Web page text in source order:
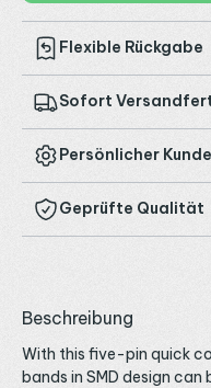
Flexible Rückgabe
Sofort
Persönlicher
Geprüfte Qualität
Beschreibung
With this five-pin quick
bands in SMD design